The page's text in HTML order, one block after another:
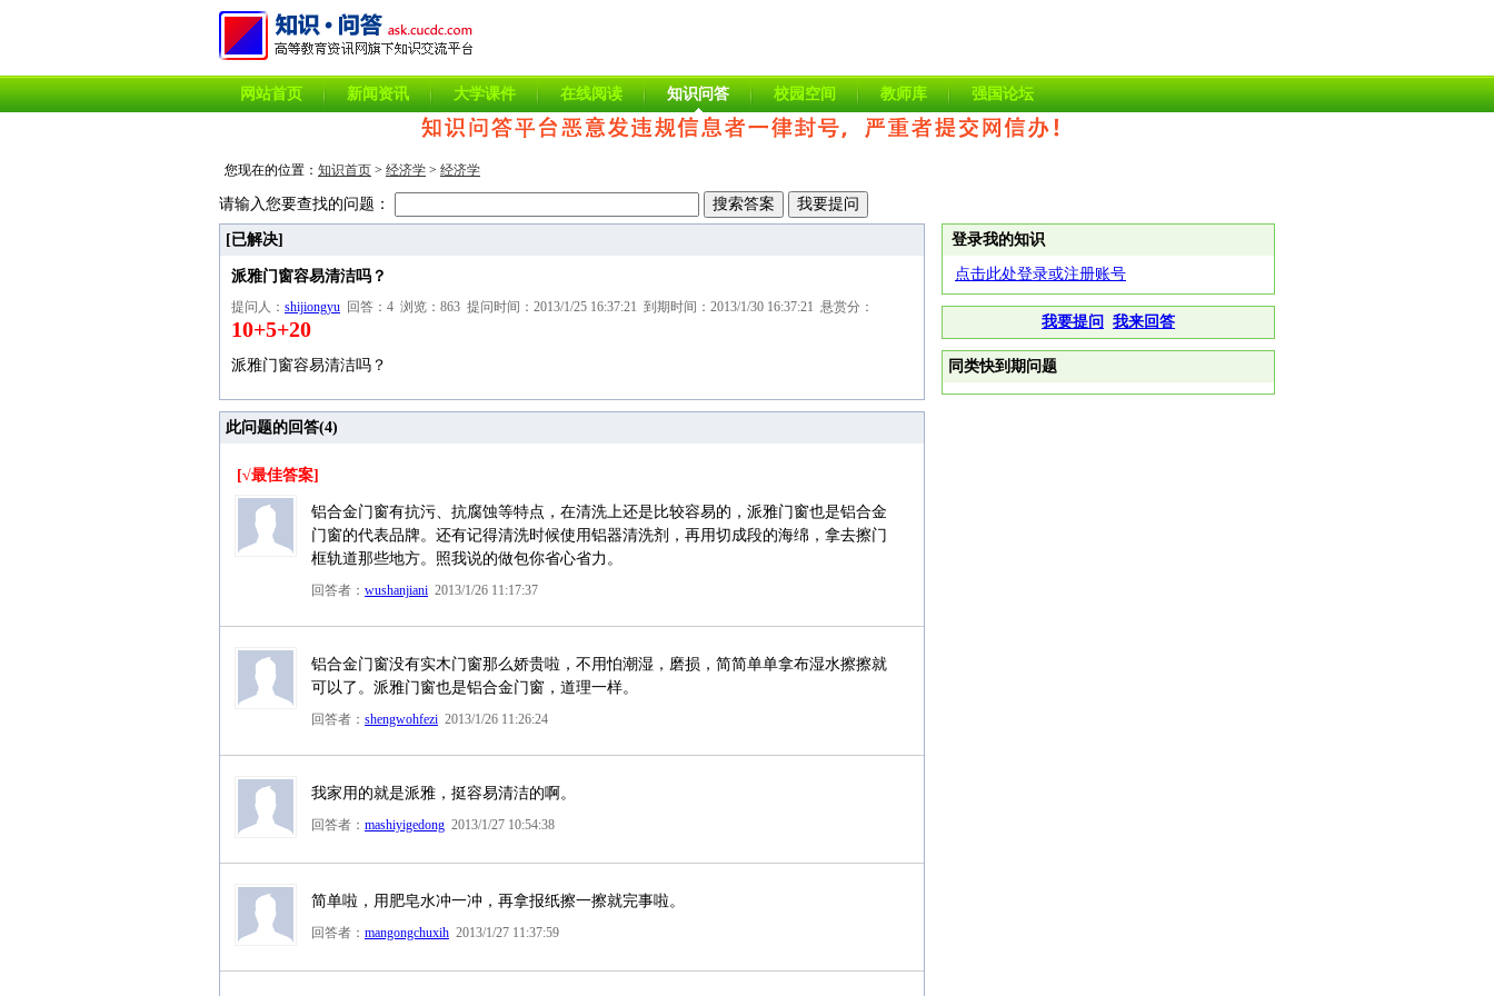
网站首页 新闻资讯 大学课件 在线阅读 知识问答 校园空间 教师库 强国论坛
您现在的位置： 知识首页 > 经济学 > 经济学
请输入您要查找的问题：
[已解决]
派雅门窗容易清洁吗？
提问人： shijiongyu 回答：4 浏览：863 提问时间：2013/1/25 16:37:21 到期时间：2013/1/30 16:37:21 悬赏分：
10+5+20
派雅门窗容易清洁吗？
此问题的回答(4)
[√最佳答案]
铝合金门窗有抗污、抗腐蚀等特点，在清洗上还是比较容易的，派雅门窗也是铝合金
门窗的代表品牌。还有记得清洗时候使用铝器清洗剂，再用切成段的海绵，拿去擦门
框轨道那些地方。照我说的做包你省心省力。
回答者： wushanjiani 2013/1/26 11:17:37
铝合金门窗没有实木门窗那么娇贵啦，不用怕潮湿，磨损，简简单单拿布湿水擦擦就
可以了。派雅门窗也是铝合金门窗，道理一样。
回答者： shengwohfezi 2013/1/26 11:26:24
我家用的就是派雅，挺容易清洁的啊。
回答者： mashiyigedong 2013/1/27 10:54:38
简单啦，用肥皂水冲一冲，再拿报纸擦一擦就完事啦。
回答者： mangongchuxih 2013/1/27 11:37:59
登录我的知识
点击此处登录或注册账号
我要提问 我来回答
同类快到期问题